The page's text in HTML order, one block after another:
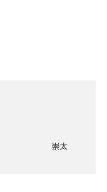
崇太